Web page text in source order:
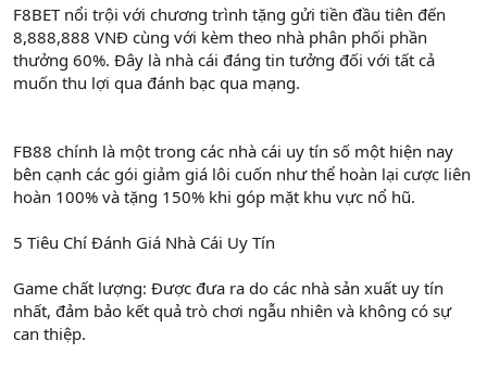
F8BET nổi trội với chương trình tặng gửi tiền đầu tiên đến
8,888,888 VNĐ cùng với kèm theo nhà phân phối phần
thưởng 60%. Đây là nhà cái đáng tin tưởng đối với tất cả
muốn thu lợi qua đánh bạc qua mạng.
FB88 chính là một trong các nhà cái uy tín số một hiện nay
bên cạnh các gói giảm giá lôi cuốn như thể hoàn lại cược liên
hoàn 100% và tặng 150% khi góp mặt khu vực nổ hũ.
5 Tiêu Chí Đánh Giá Nhà Cái Uy Tín
Game chất lượng: Được đưa ra do các nhà sản xuất uy tín
nhất, đảm bảo kết quả trò chơi ngẫu nhiên và không có sự
can thiệp.